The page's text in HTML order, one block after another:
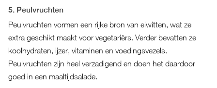
5. Peulvruchten
Peulvruchten vormen een rijke bron van eiwitten, wat ze
extra geschikt maakt voor vegetariërs. Verder bevatten ze
koolhydraten, ijzer, vitaminen en voedingsvezels.
Peulvruchten zijn heel verzadigend en doen het daardoor
goed in een maaltijdsalade.